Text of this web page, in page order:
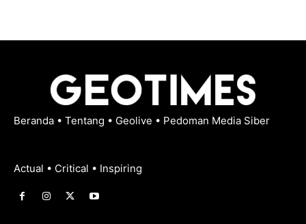
Beranda • Tentang • Geolive • Pedoman Media Siber
Actual • Critical • Inspiring